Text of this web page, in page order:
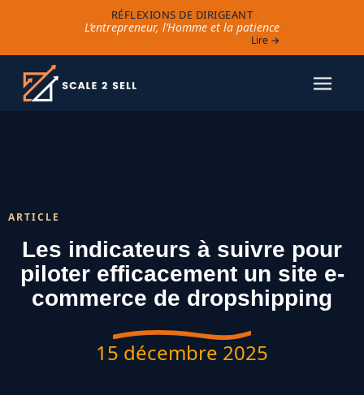
RÉFLEXIONS DE DIRIGEANT
L’entrepreneur, l’Homme et la patience
Lire →
ARTICLE
Les indicateurs à suivre pour
piloter efficacement un site e-
commerce de dropshipping
15 décembre 2025